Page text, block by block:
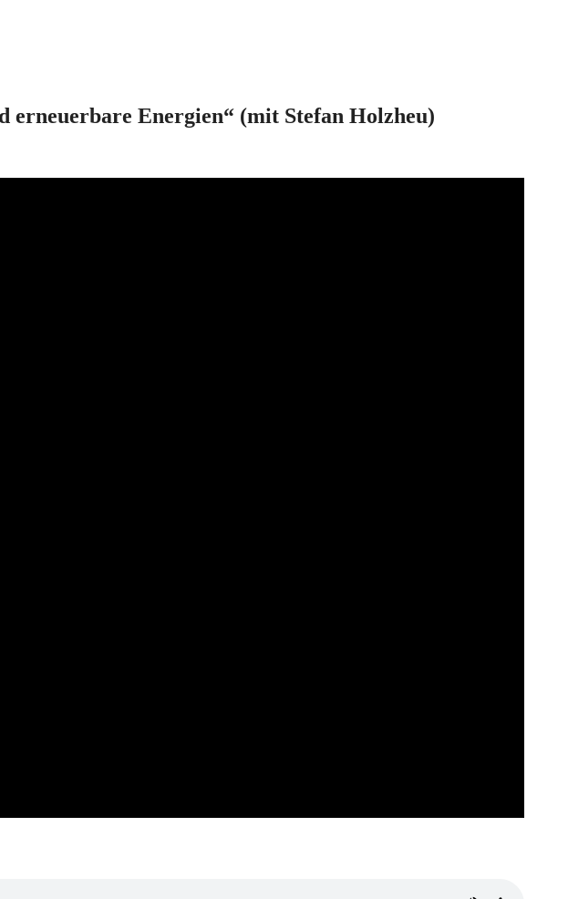
erneuerbare Energien“ (mit Stefan Holzheu)